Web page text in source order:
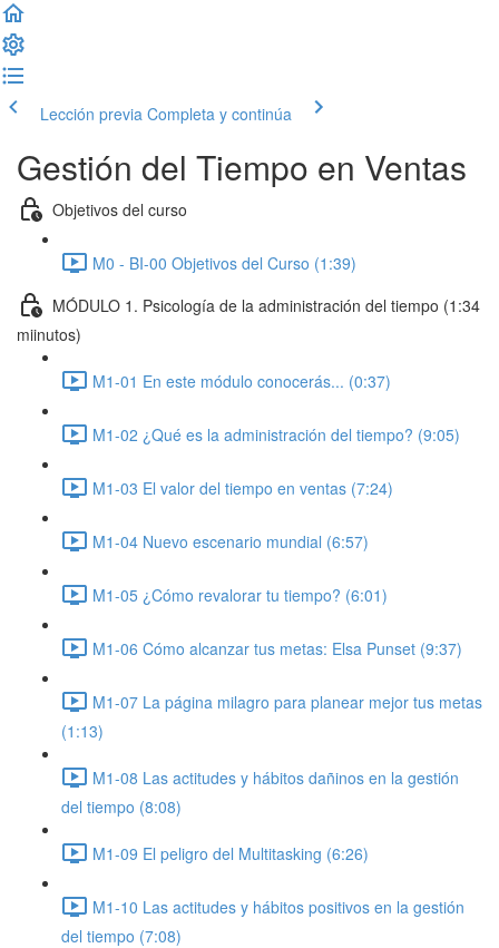
Lección previa Completa y continúa
Gestión del Tiempo en Ventas
Objetivos del curso
M0 - BI-00 Objetivos del Curso (1:39)
MÓDULO 1. Psicología de la administración del tiempo (1:34
miinutos)
M1-01 En este módulo conocerás... (0:37)
M1-02 ¿Qué es la administración del tiempo? (9:05)
M1-03 El valor del tiempo en ventas (7:24)
M1-04 Nuevo escenario mundial (6:57)
M1-05 ¿Cómo revalorar tu tiempo? (6:01)
M1-06 Cómo alcanzar tus metas: Elsa Punset (9:37)
M1-07 La página milagro para planear mejor tus metas
(1:13)
M1-08 Las actitudes y hábitos dañinos en la gestión
del tiempo (8:08)
M1-09 El peligro del Multitasking (6:26)
M1-10 Las actitudes y hábitos positivos en la gestión
del tiempo (7:08)